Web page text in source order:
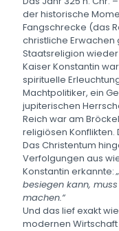
der historische
Fangschrecke (das
christliche
Staatsreligion
Kaiser Konstantin
spirituelle
Machtpolitiker, ein
jupiterischen
Reich war am
religiösen Konflikten.
Das Christentum
Verfolgungen aus
Konstantin erkannte:
besiegen kann,
machen.“
Und das lief exakt
modernen Wirtschaft